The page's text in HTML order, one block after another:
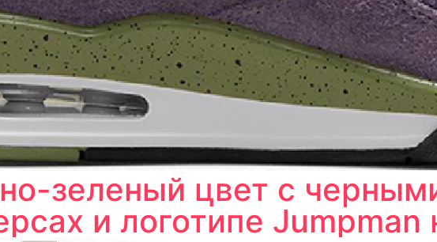
зеленый цвет с
и логотипе Jumpman